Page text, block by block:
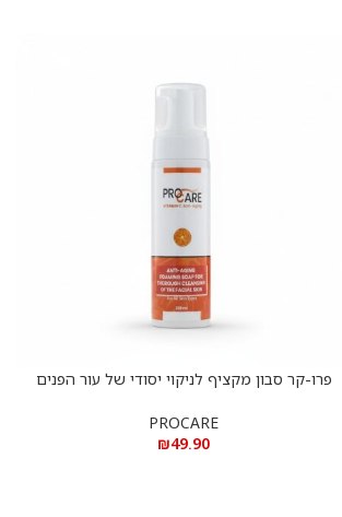
הוספה לסל
פרו-קר סבון מקציף לניקוי יסודי של עור הפנים
SOAP 250 ML
PROCARE
₪49.90